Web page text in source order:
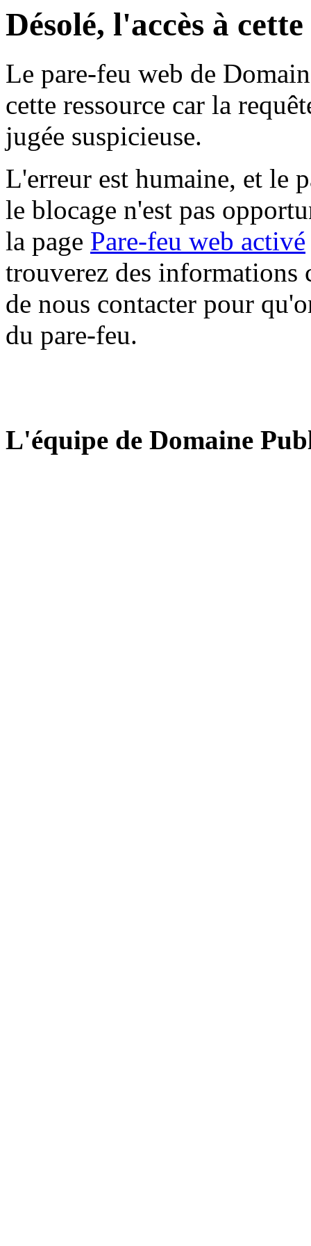
Désolé, l'accès à
Le pare-feu web de
cette ressource car la
jugée suspicieuse.
L'erreur est humaine, et le
le blocage n'est pas
la page Pare-feu web activé
trouverez des informations
de nous contacter pour
du pare-feu.
L'équipe de Domaine